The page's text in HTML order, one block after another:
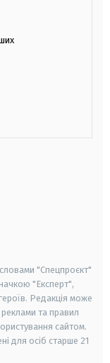
словами "Спецпроєкт"
"Експерт",
Редакція може
та правил
сайтом.
для осіб старше 21